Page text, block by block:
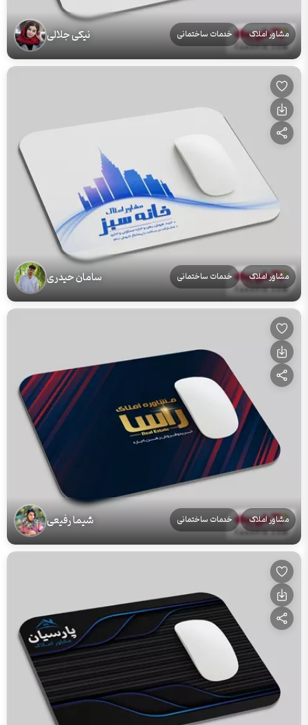
مشاور املاک خدمات ساختمانی نیکی جلالی
مشاور املاک خدمات ساختمانی سامان حیدری
مشاور املاک خدمات ساختمانی شیما رفیعی